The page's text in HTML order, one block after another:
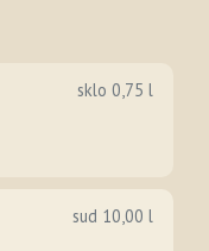
sklo 0,75 l
sud 10,00 l